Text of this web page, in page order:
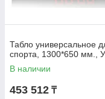
Табло универсальное
спорта, 1300*650 мм.,
В наличии
453 512 ₸